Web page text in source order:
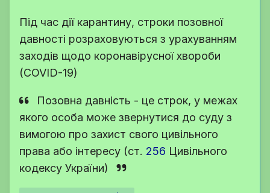
Під час дії карантину, строки позовної
давності розраховуються з урахуванням
заходів щодо коронавірусної хвороби
(COVID-19)
Позовна давність - це строк, у межах
якого особа може звернутися до суду з
вимогою про захист свого цивільного
права або інтересу (ст. 256 Цивільного
кодексу України)